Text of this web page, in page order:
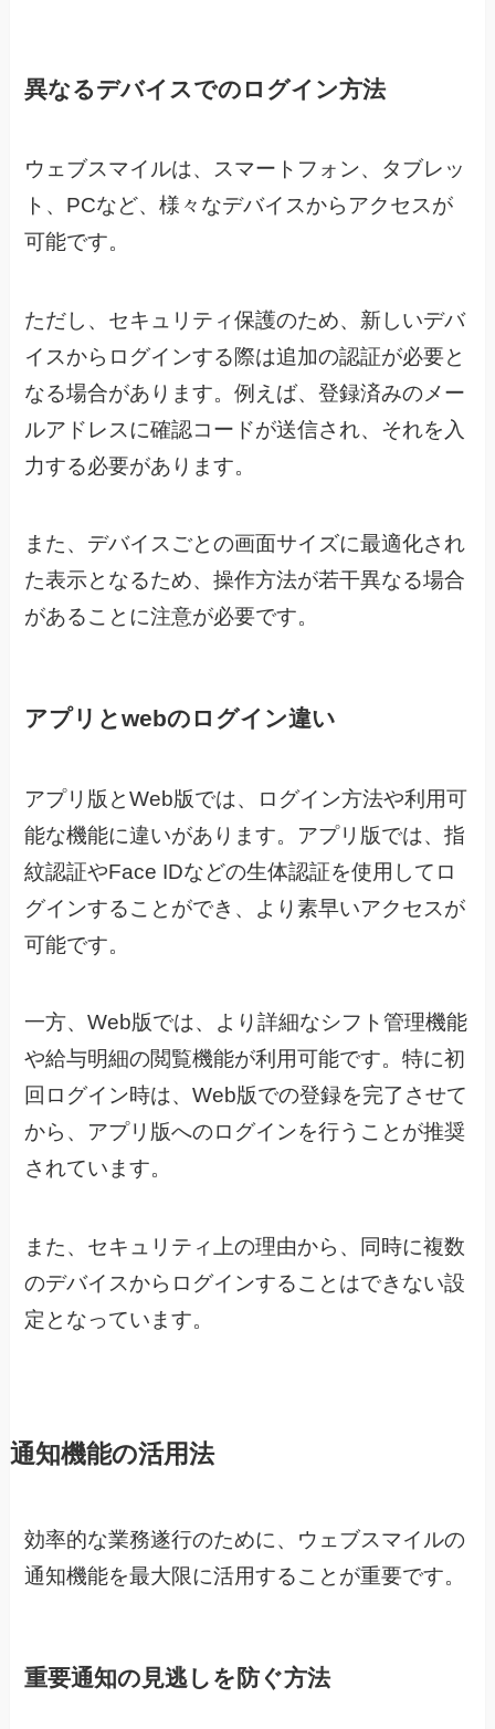
異なるデバイスでのログイン方法
ウェブスマイルは、スマートフォン、タブレッ
ト、PCなど、様々なデバイスからアクセスが
可能です。
ただし、セキュリティ保護のため、新しいデバ
イスからログインする際は追加の認証が必要と
なる場合があります。例えば、登録済みのメー
ルアドレスに確認コードが送信され、それを入
力する必要があります。
また、デバイスごとの画面サイズに最適化され
た表示となるため、操作方法が若干異なる場合
があることに注意が必要です。
アプリとwebのログイン違い
アプリ版とWeb版では、ログイン方法や利用可
能な機能に違いがあります。アプリ版では、指
紋認証やFace IDなどの生体認証を使用してロ
グインすることができ、より素早いアクセスが
可能です。
一方、Web版では、より詳細なシフト管理機能
や給与明細の閲覧機能が利用可能です。特に初
回ログイン時は、Web版での登録を完了させて
から、アプリ版へのログインを行うことが推奨
されています。
また、セキュリティ上の理由から、同時に複数
のデバイスからログインすることはできない設
定となっています。
通知機能の活用法
効率的な業務遂行のために、ウェブスマイルの
通知機能を最大限に活用することが重要です。
重要通知の見逃しを防ぐ方法